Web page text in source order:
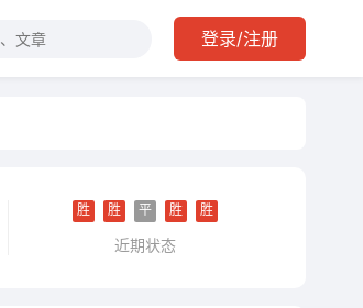
登录/注册
胜 胜 平 胜 胜
近期状态